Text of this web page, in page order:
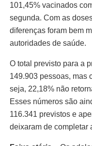
101,45% vacinados
segunda. Com as
diferenças foram bem
autoridades de saúde.
O total previsto para a
149.903 pessoas, mas
seja, 22,18% não
Esses números são
116.341 previstos e
deixaram de completar